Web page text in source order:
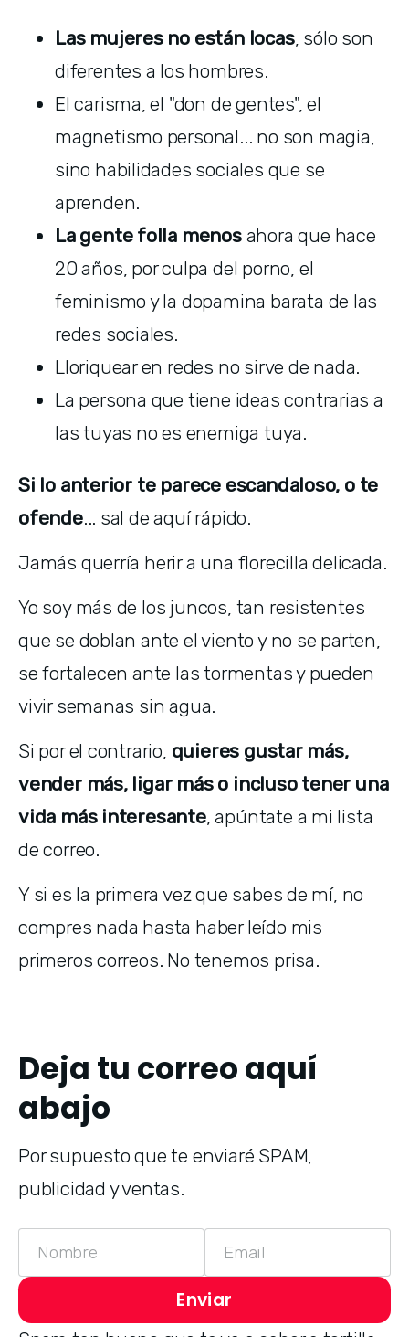
Las mujeres no están locas, sólo son
diferentes a los hombres.
El carisma, el "don de gentes", el
magnetismo personal... no son magia,
sino habilidades sociales que se
aprenden.
La gente folla menos ahora que hace
20 años, por culpa del porno, el
feminismo y la dopamina barata de las
redes sociales.
Lloriquear en redes no sirve de nada.
La persona que tiene ideas contrarias a
las tuyas no es enemiga tuya.
Si lo anterior te parece escandaloso, o te
ofende... sal de aquí rápido.
Yo soy más de los juncos, tan resistentes
que se doblan ante el viento y no se parten,
se fortalecen ante las tormentas y pueden
vivir semanas sin agua.
Si por el contrario, quieres gustar más,
vender más, ligar más o incluso tener una
vida más interesante, apúntate a mi lista
de correo.
Y si es la primera vez que sabes de mí, no
compres nada hasta haber leído mis
primeros correos. No tenemos prisa.
Deja tu correo aquí
abajo
Por supuesto que te enviaré SPAM,
publicidad y ventas.
Enviar